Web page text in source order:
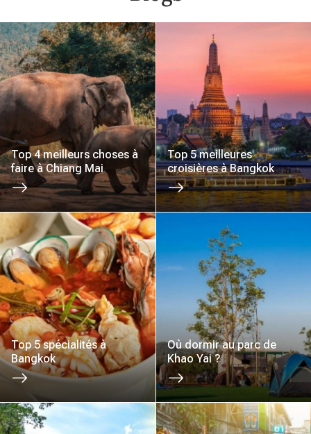
Top 4 meilleurs choses à
faire à Chiang Mai
Top 5 meilleures
croisières à Bangkok
Top 5 spécialités à
Bangkok
Où dormir au parc de
Khao Yai ?